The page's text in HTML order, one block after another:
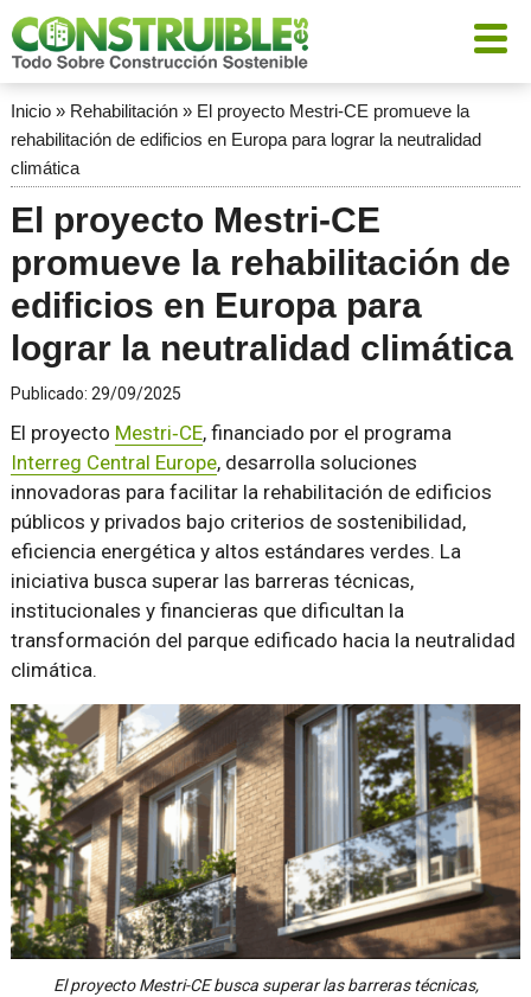
Inicio» Rehabilitación» El proyecto Mestri‑CE promueve la
rehabilitación de edificios en Europa para lograr la neutralidad
climática
El proyecto Mestri‑CE
promueve la rehabilitación de
edificios en Europa para
lograr la neutralidad climática
Publicado: 29/09/2025
El proyecto Mestri‑CE, financiado por el programa
Interreg Central Europe, desarrolla soluciones
innovadoras para facilitar la rehabilitación de edificios
públicos y privados bajo criterios de sostenibilidad,
eficiencia energética y altos estándares verdes. La
iniciativa busca superar las barreras técnicas,
institucionales y financieras que dificultan la
transformación del parque edificado hacia la neutralidad
climática.
El proyecto Mestri-CE busca superar las barreras técnicas,